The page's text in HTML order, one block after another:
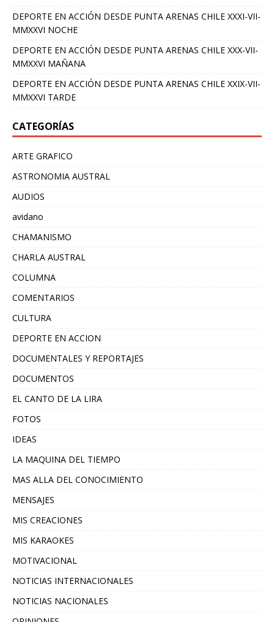
DEPORTE EN ACCIÓN DESDE PUNTA ARENAS CHILE XXXI-VII-
MMXXVI NOCHE
DEPORTE EN ACCIÓN DESDE PUNTA ARENAS CHILE XXX-VII-
MMXXVI MAÑANA
DEPORTE EN ACCIÓN DESDE PUNTA ARENAS CHILE XXIX-VII-
MMXXVI TARDE
CATEGORÍAS
ARTE GRAFICO
ASTRONOMIA AUSTRAL
AUDIOS
avidano
CHAMANISMO
CHARLA AUSTRAL
COLUMNA
COMENTARIOS
CULTURA
DEPORTE EN ACCION
DOCUMENTALES Y REPORTAJES
DOCUMENTOS
EL CANTO DE LA LIRA
FOTOS
IDEAS
LA MAQUINA DEL TIEMPO
MAS ALLA DEL CONOCIMIENTO
MENSAJES
MIS CREACIONES
MIS KARAOKES
MOTIVACIONAL
NOTICIAS INTERNACIONALES
NOTICIAS NACIONALES